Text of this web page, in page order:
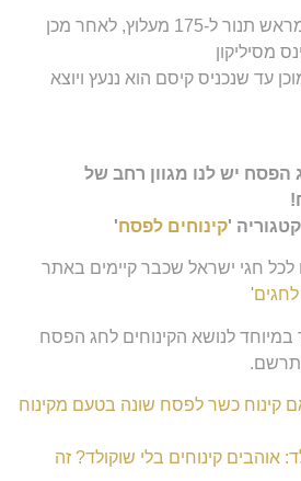
לא לשכוח לחמם מראש תנור ל-175 מעלוץ, לאחר מכן
מסיליקון
עד שנכניס קיסם הוא ננעץ ויוצא
הפסח יש לנו מגוון רחב של
'קינוחים לפסח'
לכל חגי ישראל שכבר קיימים באתר
לחגים'
במיוחד לנושא הקינוחים לחג הפסח
קינוח כשר לפסח שונה בטעם מקינוח
אוהבים קינוחים בלי שוקולד? זה